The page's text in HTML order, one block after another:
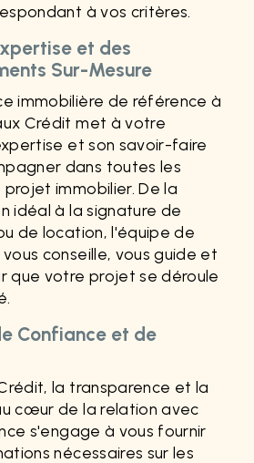
à vos critères.
et des
Sur-Mesure
immobilière de référence à
Crédit met à votre
et son savoir-faire
dans toutes les
immobilier. De la
idéal à la signature de
de location, l'équipe de
conseille, vous guide et
que votre projet se déroule
Confiance et de
la transparence et la
cœur de la relation avec
s'engage à vous fournir
nécessaires sur les